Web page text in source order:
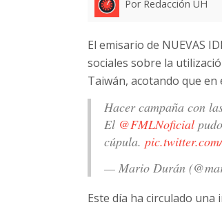
Por Redacción UH
El emisario de NUEVAS
sociales sobre la
Taiwán, acotando que
Hacer campaña con
El @FMLNoficial
cúpula.
— Mario Durán
Este día ha circulado